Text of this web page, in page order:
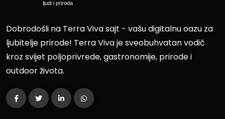
Dobrodošli na Terra Viva sajt - vašu digitalnu oazu za
ljubitelje prirode! Terra Viva je sveobuhvatan vodič
kroz svijet poljoprivrede, gastronomije, prirode i
outdoor života.